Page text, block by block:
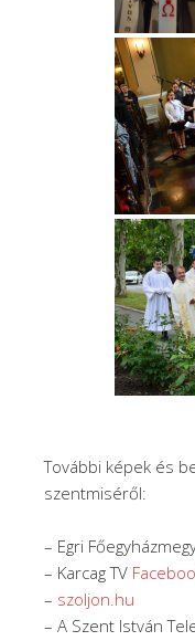
További képek és
szentmiséről:
– Egri
– Karcag TV
– szoljon.hu
– A Szent István